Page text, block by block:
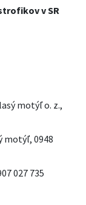
v SR
motýľ o. z.,
motýľ, 0948
027 735